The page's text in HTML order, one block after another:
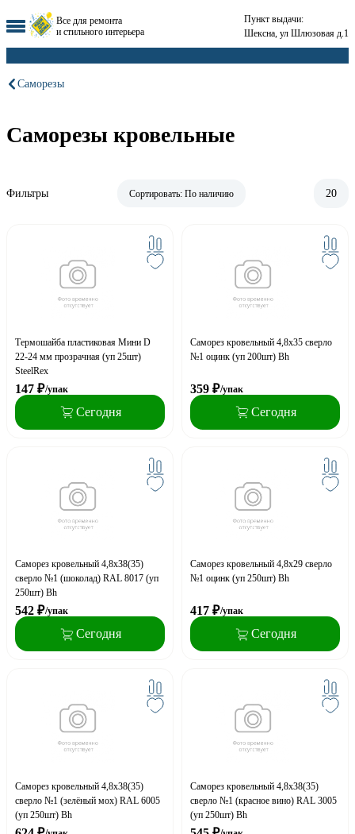
Все для ремонта
и стильного интерьера
Пункт выдачи:
Шексна, ул Шлюзовая д.1
Саморезы
Саморезы кровельные
Фильтры Сортировать: По наличию 20
Термошайба пластиковая Мини D
22-24 мм прозрачная (уп 25шт)
SteelRex
147 ₽/упак
Сегодня
Саморез кровельный 4,8x35 сверло
№1 оцинк (уп 200шт) Bh
359 ₽/упак
Сегодня
Саморез кровельный 4,8x38(35)
сверло №1 (шоколад) RAL 8017 (уп
250шт) Bh
542 ₽/упак
Сегодня
Саморез кровельный 4,8x29 сверло
№1 оцинк (уп 250шт) Bh
417 ₽/упак
Сегодня
Саморез кровельный 4,8x38(35)
сверло №1 (зелёный моx) RAL 6005
(уп 250шт) Bh
Саморез кровельный 4,8x38(35)
сверло №1 (красное вино) RAL 3005
(уп 250шт) Bh